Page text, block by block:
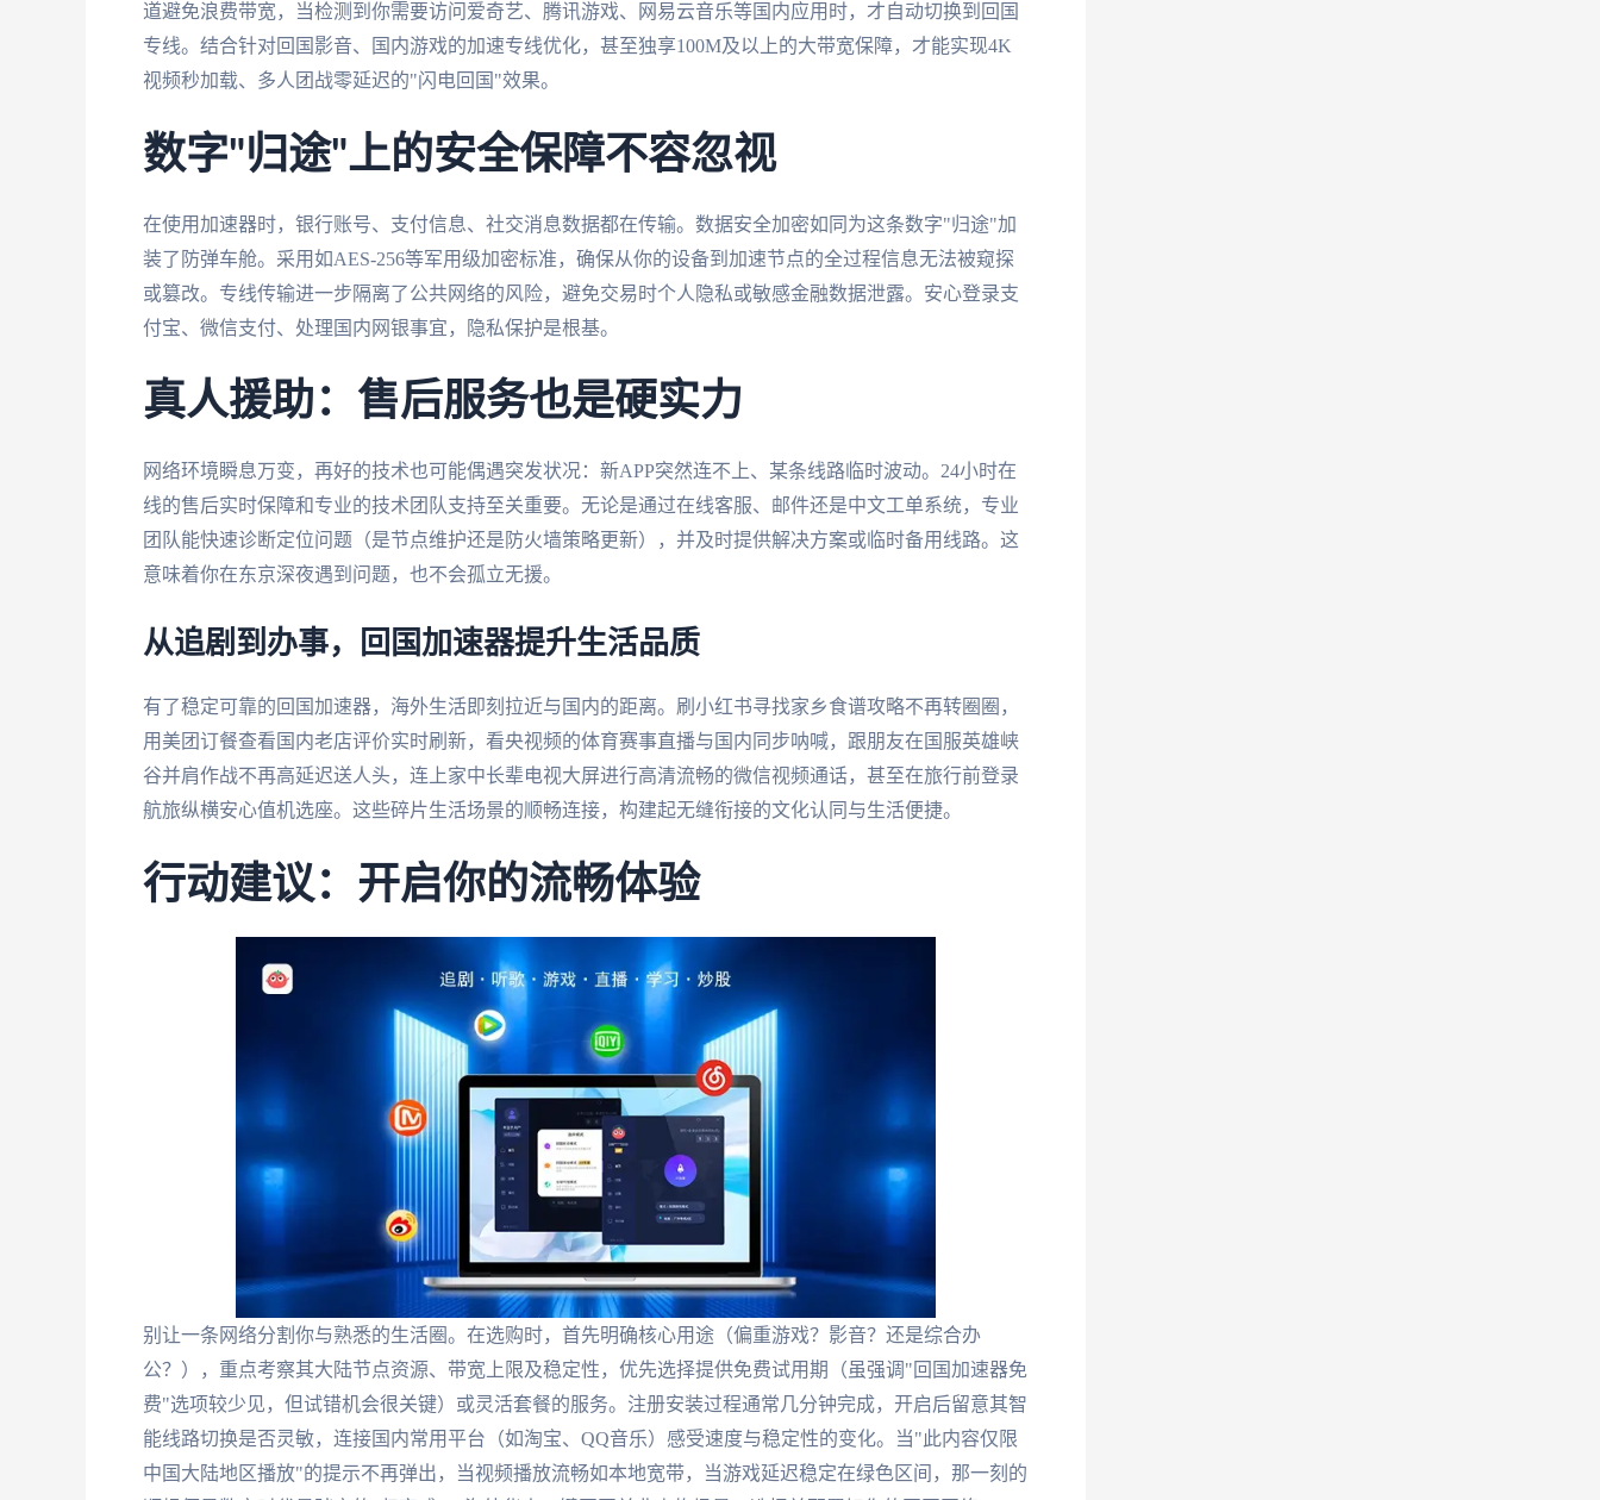
道避免浪费带宽，当检测到你需要访问爱奇艺、腾讯游戏、网易云音乐等国内应用时，才自动切换到回国
专线。结合针对回国影音、国内游戏的加速专线优化，甚至独享100M及以上的大带宽保障，才能实现4K
视频秒加载、多人团战零延迟的"闪电回国"效果。
数字"归途"上的安全保障不容忽视
在使用加速器时，银行账号、支付信息、社交消息数据都在传输。数据安全加密如同为这条数字"归途"加
装了防弹车舱。采用如AES-256等军用级加密标准，确保从你的设备到加速节点的全过程信息无法被窥探
或篡改。专线传输进一步隔离了公共网络的风险，避免交易时个人隐私或敏感金融数据泄露。安心登录支
付宝、微信支付、处理国内网银事宜，隐私保护是根基。
真人援助：售后服务也是硬实力
网络环境瞬息万变，再好的技术也可能偶遇突发状况：新APP突然连不上、某条线路临时波动。24小时在
线的售后实时保障和专业的技术团队支持至关重要。无论是通过在线客服、邮件还是中文工单系统，专业
团队能快速诊断定位问题（是节点维护还是防火墙策略更新），并及时提供解决方案或临时备用线路。这
意味着你在东京深夜遇到问题，也不会孤立无援。
从追剧到办事，回国加速器提升生活品质
有了稳定可靠的回国加速器，海外生活即刻拉近与国内的距离。刷小红书寻找家乡食谱攻略不再转圈圈，
用美团订餐查看国内老店评价实时刷新，看央视频的体育赛事直播与国内同步呐喊，跟朋友在国服英雄峡
谷并肩作战不再高延迟送人头，连上家中长辈电视大屏进行高清流畅的微信视频通话，甚至在旅行前登录
航旅纵横安心值机选座。这些碎片生活场景的顺畅连接，构建起无缝衔接的文化认同与生活便捷。
行动建议：开启你的流畅体验
别让一条网络分割你与熟悉的生活圈。在选购时，首先明确核心用途（偏重游戏？影音？还是综合办
公？），重点考察其大陆节点资源、带宽上限及稳定性，优先选择提供免费试用期（虽强调"回国加速器免
费"选项较少见，但试错机会很关键）或灵活套餐的服务。注册安装过程通常几分钟完成，开启后留意其智
能线路切换是否灵敏，连接国内常用平台（如淘宝、QQ音乐）感受速度与稳定性的变化。当"此内容仅限
中国大陆地区播放"的提示不再弹出，当视频播放流畅如本地宽带，当游戏延迟稳定在绿色区间，那一刻的